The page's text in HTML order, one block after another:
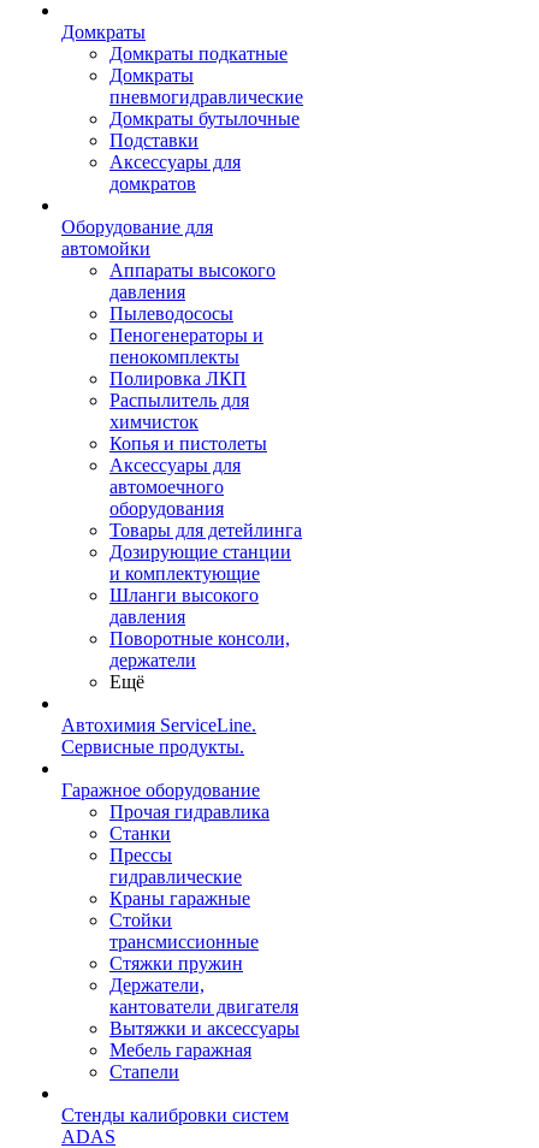
Домкраты
Домкраты подкатные
Домкраты
пневмогидравлические
Домкраты бутылочные
Подставки
Аксессуары для
домкратов
Оборудование для
автомойки
Аппараты высокого
давления
Пылеводососы
Пеногенераторы и
пенокомплекты
Полировка ЛКП
Распылитель для
химчисток
Копья и пистолеты
Аксессуары для
автомоечного
оборудования
Товары для детейлинга
Дозирующие станции
и комплектующие
Шланги высокого
давления
Поворотные консоли,
держатели
Ещё
Автохимия ServiceLine.
Сервисные продукты.
Гаражное оборудование
Прочая гидравлика
Станки
Прессы
гидравлические
Краны гаражные
Стойки
трансмиссионные
Стяжки пружин
Держатели,
кантователи двигателя
Вытяжки и аксессуары
Мебель гаражная
Стапели
Стенды калибровки систем
ADAS